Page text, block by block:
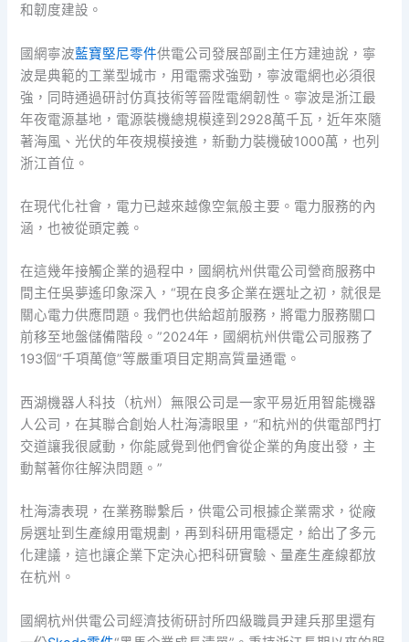
和韌度建設。
國網寧波藍寶堅尼零件供電公司發展部副主任方建迪說，寧
波是典範的工業型城市，用電需求強勁，寧波電網也必須很
強，同時通過研討仿真技術等晉陞電網韌性。寧波是浙江最
年夜電源基地，電源裝機總規模達到2928萬千瓦，近年來隨
著海風、光伏的年夜規模接進，新動力裝機破1000萬，也列
浙江首位。
在現代化社會，電力已越來越像空氣般主要。電力服務的內
涵，也被從頭定義。
在這幾年接觸企業的過程中，國網杭州供電公司營商服務中
間主任吳夢遙印象深入，“現在良多企業在選址之初，就很是
關心電力供應問題。我們也供給超前服務，將電力服務關口
前移至地盤儲備階段。”2024年，國網杭州供電公司服務了
193個“千項萬億”等嚴重項目定期高質量通電。
西湖機器人科技（杭州）無限公司是一家平易近用智能機器
人公司，在其聯合創始人杜海濤眼里，“和杭州的供電部門打
交道讓我很感動，你能感覺到他們會從企業的角度出發，主
動幫著你往解決問題。”
杜海濤表現，在業務聯繫后，供電公司根據企業需求，從廠
房選址到生產線用電規劃，再到科研用電穩定，給出了多元
化建議，這也讓企業下定決心把科研實驗、量產生產線都放
在杭州。
國網杭州供電公司經濟技術研討所四級職員尹建兵那里還有